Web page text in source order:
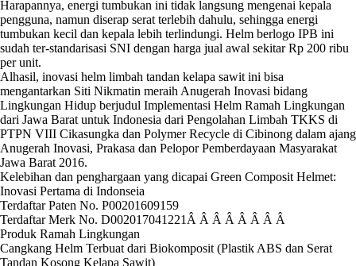
Harapannya, energi tumbukan ini tidak langsung mengenai kepala
pengguna, namun diserap serat terlebih dahulu, sehingga energi
tumbukan kecil dan kepala lebih terlindungi. Helm berlogo IPB ini
sudah ter-standarisasi SNI dengan harga jual awal sekitar Rp 200 ribu
per unit.
Alhasil, inovasi helm limbah tandan kelapa sawit ini bisa
mengantarkan Siti Nikmatin meraih Anugerah Inovasi bidang
Lingkungan Hidup berjudul Implementasi Helm Ramah Lingkungan
dari Jawa Barat untuk Indonesia dari Pengolahan Limbah TKKS di
PTPN VIII Cikasungka dan Polymer Recycle di Cibinong dalam ajang
Anugerah Inovasi, Prakasa dan Pelopor Pemberdayaan Masyarakat
Jawa Barat 2016.
Kelebihan dan penghargaan yang dicapai Green Composit Helmet:
Inovasi Pertama di Indonseia
Terdaftar Paten No. P00201609159
Terdaftar Merk No. D002017041221Â Â Â Â Â Â Â Â
Produk Ramah Lingkungan
Cangkang Helm Terbuat dari Biokomposit (Plastik ABS dan Serat
Tandan Kosong Kelapa Sawit)